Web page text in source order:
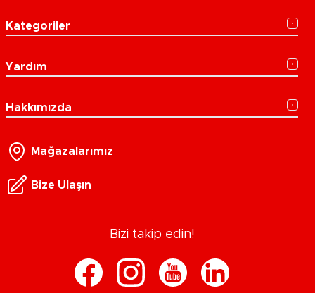
Kategoriler
Yardım
Hakkımızda
Mağazalarımız
Bize Ulaşın
Bizi takip edin!